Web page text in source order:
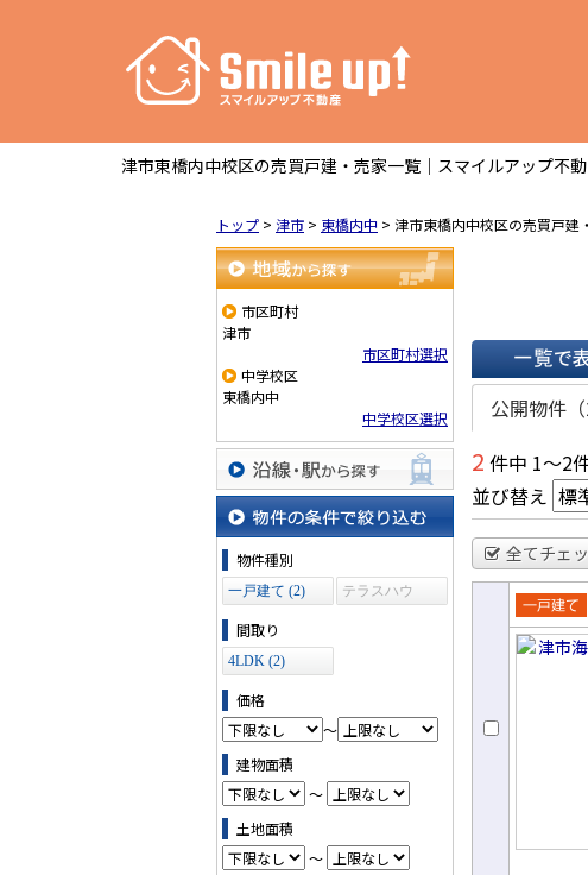
津市東橋内中校区の売買戸建・売家一覧｜スマイルアップ不
トップ > 津市 > 東橋内中 > 津市東橋内中校区の売買戸建
地域から探す
市区町村
津市
市区町村選択
中学校区
東橋内中
中学校区選択
沿線・駅から探す
物件の条件で絞り込む
物件種別
一戸建て (2)
テラスハウ
間取り
4LDK (2)
価格
～
建物面積
～
土地面積
～
一覧で表示
公開物件（
2 件中 1～2
並び替え
全てチェ
売一戸建
て